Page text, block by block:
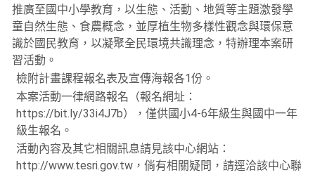
推廣至國中小學教育，以生態、活動、地質等主題激發學
童自然生態、食農概念，並厚植生物多樣性觀念與環保意
識於國民教育，以凝聚全民環境共識理念，特辦理本案研
習活動。
檢附計畫課程報名表及宣傳海報各1份。
本案活動一律網路報名（報名網址：
https://bit.ly/33i4J7b），僅供國小4-6年級生與國中一年
級生報名。
活動內容及其它相關訊息請見該中心網站：
http://www.tesri.gov.tw，倘有相關疑問，請逕洽該中心聯